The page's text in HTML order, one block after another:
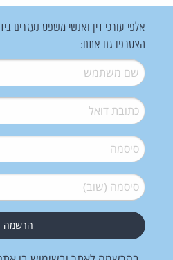
אלפי עורכי דין ואנשי משפט נעזרים
הצטרפו גם אתם:
שם משתמש*
דואל*
סיסמה*
סיסמה (שוב)*